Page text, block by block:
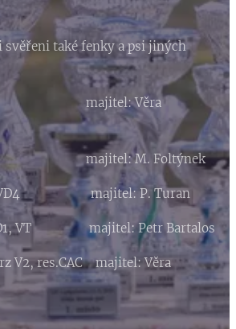
svěřeni také fenky a psi jiných
VN1 majitel: Věra
majitel: M. Foltýnek
VD4 majitel: P. Turan
VT majitel: Petr Bartalos
V2, res.CAC majitel: Věra